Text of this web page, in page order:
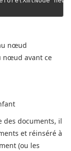
nœud
nœud avant ce
des documents, il
et réinséré à
(ou les